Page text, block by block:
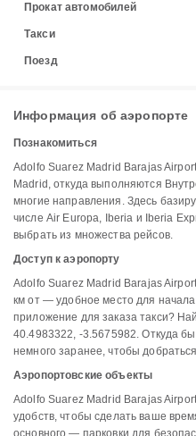
Прокат автомобилей
Такси
Поезд
Информация об аэропорте
Познакомиться
Adolfo Suarez Madrid Barajas
Madrid, откуда выполняются
многие направления. Здесь
числе Air Europa, Iberia и Iberia
выбрать из множества рейсов.
Доступ к аэропорту
Adolfo Suarez Madrid Barajas
км от — удобное место для
приложение для заказа такси?
40.4983322, -3.5675982. Откуда
немного заранее, чтобы
Аэропортовские объекты
Adolfo Suarez Madrid Barajas
удобств, чтобы сделать ваше
основного — парковки для